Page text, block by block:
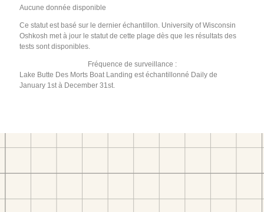
Aucune donnée disponible
Ce statut est basé sur le dernier échantillon. University of Wisconsin
Oshkosh met à jour le statut de cette plage dès que les résultats des
tests sont disponibles.
Fréquence de surveillance :
Lake Butte Des Morts Boat Landing est échantillonné Daily de
January 1st à December 31st.